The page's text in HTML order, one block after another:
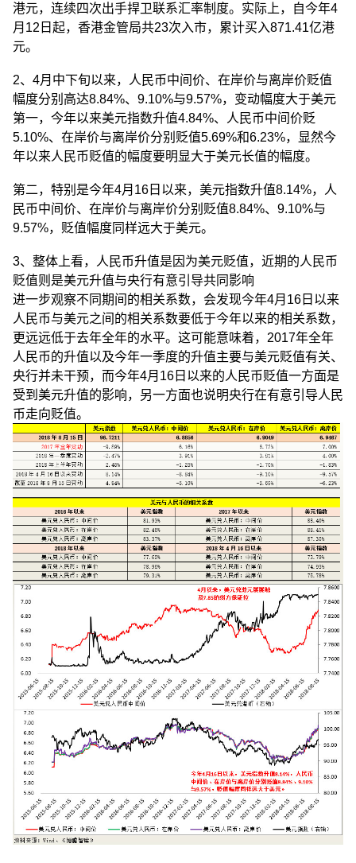
港元，连续四次出手捍卫联系汇率制度。实际上，自今年4
月12日起，香港金管局共23次入市，累计买入871.41亿港
元。
2、4月中下旬以来，人民币中间价、在岸价与离岸价贬值
幅度分别高达8.84%、9.10%与9.57%，变动幅度大于美元
第一，今年以来美元指数升值4.84%、人民币中间价贬
5.10%、在岸价与离岸价分别贬值5.69%和6.23%，显然今
年以来人民币贬值的幅度要明显大于美元长值的幅度。
第二，特别是今年4月16日以来，美元指数升值8.14%，人
民币中间价、在岸价与离岸价分别贬值8.84%、9.10%与
9.57%，贬值幅度同样远大于美元。
3、整体上看，人民币升值是因为美元贬值，近期的人民币
贬值则是美元升值与央行有意引导共同影响
进一步观察不同期间的相关系数，会发现今年4月16日以来
人民币与美元之间的相关系数要低于今年以来的相关系数，
更远远低于去年全年的水平。这可能意味着，2017年全年
人民币的升值以及今年一季度的升值主要与美元贬值有关、
央行并未干预，而今年4月16日以来的人民币贬值一方面是
受到美元升值的影响，另一方面也说明央行在有意引导人民
币走向贬值。